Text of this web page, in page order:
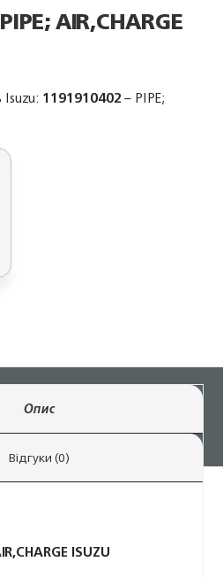
AIR,CHARGE
1191910402– PIPE;
Опис
Відгуки (0)
ISUZU